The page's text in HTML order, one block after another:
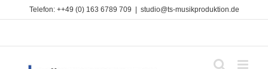
Telefon: ++49 (0) 163 6789 709 studio@ts-musikproduktion.de